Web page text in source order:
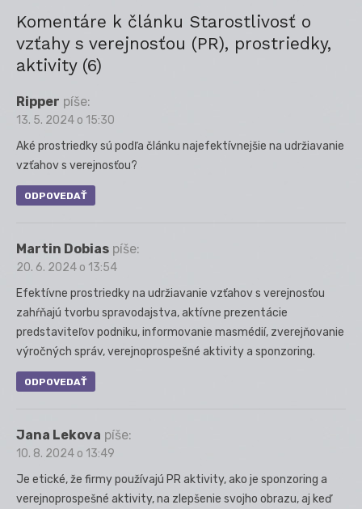
Komentáre k článku Starostlivosť o
vzťahy s verejnosťou (PR), prostriedky,
aktivity (6)
Ripper píše:
13. 5. 2024 o 15:30
Aké prostriedky sú podľa článku najefektívnejšie na udržiavanie
vzťahov s verejnosťou?
ODPOVEDAŤ
Martin Dobias píše:
20. 6. 2024 o 13:54
Efektívne prostriedky na udržiavanie vzťahov s verejnosťou
zahŕňajú tvorbu spravodajstva, aktívne prezentácie
predstaviteľov podniku, informovanie masmédií, zverejňovanie
výročných správ, verejnoprospešné aktivity a sponzoring.
ODPOVEDAŤ
Jana Lekova píše:
10. 8. 2024 o 13:49
Je etické, že firmy používajú PR aktivity, ako je sponzoring a
verejnoprospešné aktivity, na zlepšenie svojho obrazu, aj keď